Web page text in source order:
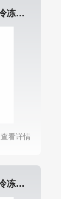
LG-21M立式高速大容量冷冻离心机
查看详情
LG-16M立式高速大容量冷冻离心机